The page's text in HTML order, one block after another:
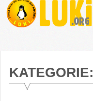
Bereich
KATEGORIE: